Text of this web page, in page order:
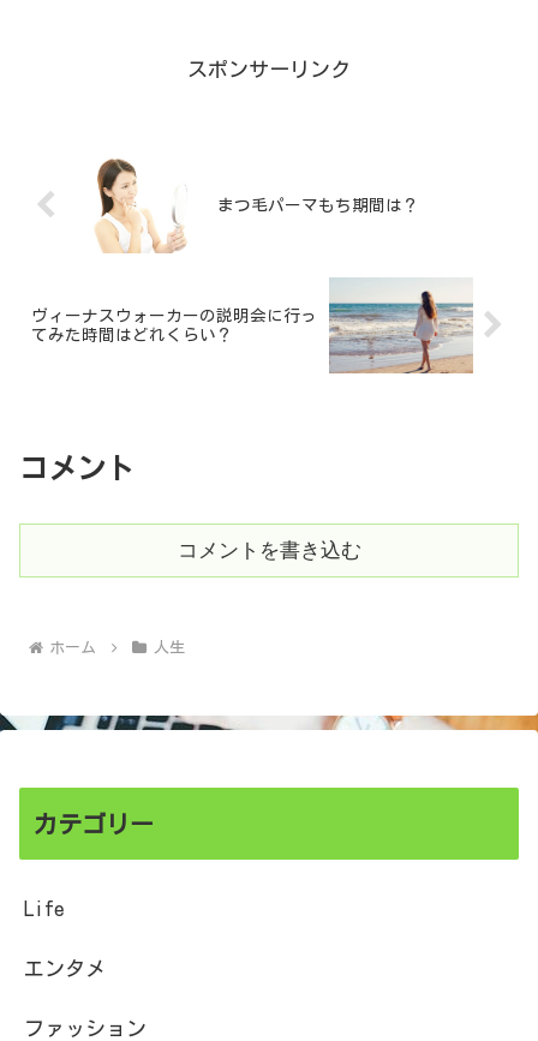
スポンサーリンク
まつ毛パーマもち期間は？
ヴィーナスウォーカーの説明会に行っ
てみた時間はどれくらい？
コメント
コメントを書き込む
ホーム 人生
カテゴリー
Life
エンタメ
ファッション